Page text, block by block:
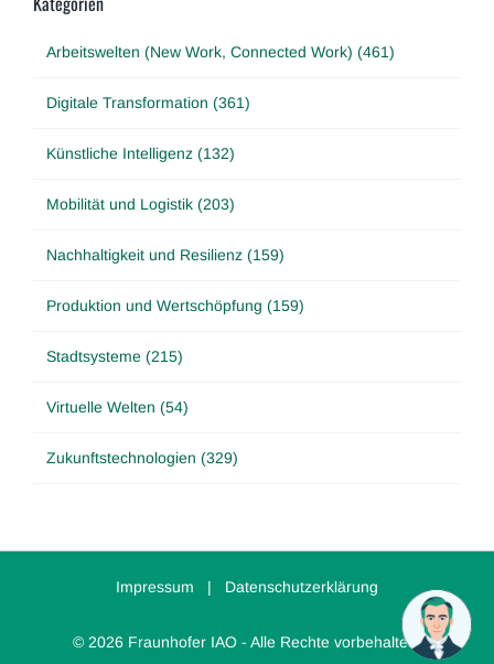
Arbeitswelten (New Work, Connected Work) (461)
Digitale Transformation (361)
Künstliche Intelligenz (132)
Mobilität und Logistik (203)
Nachhaltigkeit und Resilienz (159)
Produktion und Wertschöpfung (159)
Stadtsysteme (215)
Virtuelle Welten (54)
Zukunftstechnologien (329)
Impressum | Datenschutzerklärung
© 2026 Fraunhofer IAO - Alle Rechte vorbehalten.